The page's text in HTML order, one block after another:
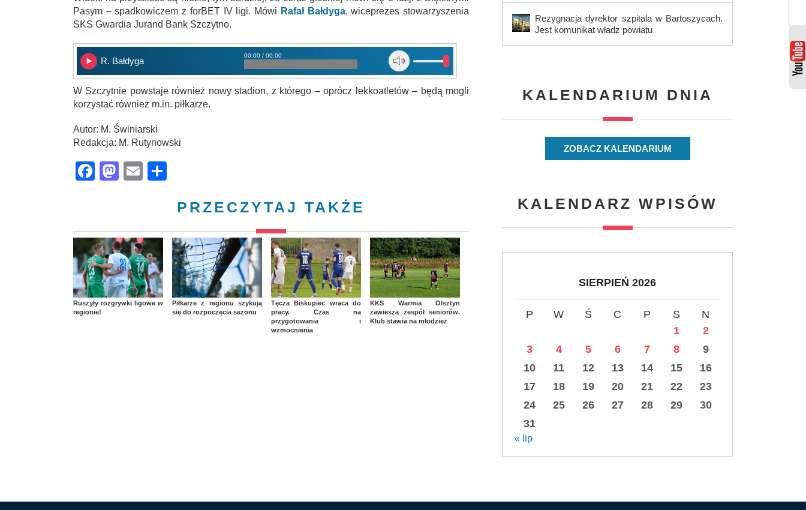
Pasym – spadkowiczem z forBET IV ligi. Mówi Rafał Bałdyga, wiceprezes stowarzyszenia
SKS Gwardia Jurand Bank Szczytno.
R. Bałdyga
00:00 / 00:00
W Szczytnie powstaje również nowy stadion, z którego – oprócz lekkoatletów – będą mogli
korzystać również m.in. piłkarze.
Autor: M. Świniarski
Redakcja: M. Rutynowski
Facebook
Mastodon
Email
PRZECZYTAJ TAKŻE
Ruszyły rozgrywki ligowe w
regionie!
Piłkarze z regionu szykują
się do rozpoczęcia sezonu
Tęcza Biskupiec wraca do
pracy. Czas na
przygotowania i
wzmocnienia
KKS Warmia Olsztyn
zawiesza zespół seniorów.
Klub stawia na młodzież
Rezygnacja dyrektor szpitala w Bartoszycach.
Jest komunikat władz powiatu
KALENDARIUM DNIA
ZOBACZ KALENDARIUM
KALENDARZ WPISÓW
SIERPIEŃ 2026
P W Ś C P S
N
1
2
3
4 5 6 7 8
9
10
11 12 13 14 15
16
17
18 19 20 21 22
23
24
25 26 27 28 29
30
31
« lip